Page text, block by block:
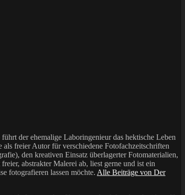
der ehemalige Laboringenieur das hektische Leben
freier Autor für verschiedene Fotofachzeitschriften
den kreativen Einsatz überlagerter Fotomaterialien,
abstrakter Malerei ab, liest gerne und ist ein
fotografieren lassen möchte. Alle Beiträge von Der